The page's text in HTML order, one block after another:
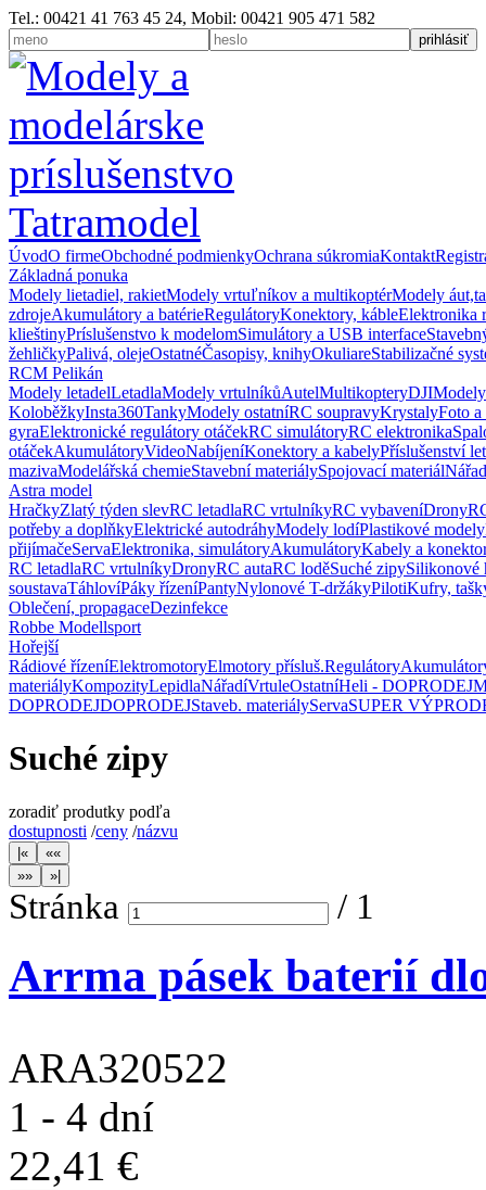
Tel.: 00421 41 763 45 24, Mobil: 00421 905 471 582
ÚvodO firmeObchodné podmienkyOchrana súkromiaKontakt
Základná ponuka
Modely lietadiel, rakietModely vrtuľníkov a multikoptérModely
zdrojeAkumulátory a batérieRegulátoryKonektory, kábleElektronika
klieštinyPríslušenstvo k modelomSimulátory a USB interface
žehličkyPalivá, olejeOstatnéČasopisy, knihyOkuliareStabilizačné
RCM Pelikán
Modely letadelLetadlaModely vrtulníkůAutelMultikopteryDJI
KoloběžkyInsta360TankyModely ostatníRC soupravyKrystalyFoto
gyraElektronické regulátory otáčekRC simulátoryRC elektronika
otáčekAkumulátoryVideoNabíjeníKonektory a kabelyPříslušenství
mazivaModelářská chemieStavební materiálySpojovací materiál
Astra model
HračkyZlatý týden slevRC letadlaRC vrtulníkyRC vybaveníDrony
potřeby a doplňkyElektrické autodráhyModely lodíPlastikové modely
přijímačeServaElektronika, simulátoryAkumulátoryKabely a
RC letadlaRC vrtulníkyDronyRC autaRC loděSuché zipySilikonové
soustavaTáhlovíPáky řízeníPantyNylonové T-držákyPilotiKufry,
Oblečení, propagaceDezinfekce
Robbe Modellsport
Hořejší
Rádiové řízeníElektromotoryElmotory přísluš.Regulátory
materiályKompozityLepidlaNářadíVrtuleOstatníHeli - DOPRODEJ
DOPRODEJDOPRODEJStaveb. materiályServaSUPER
Suché zipy
zoradiť produtky podľa
dostupnosti /ceny /názvu
Stránka / 1
Arrma pásek baterií
ARA320522
1 - 4 dní
22,41 €